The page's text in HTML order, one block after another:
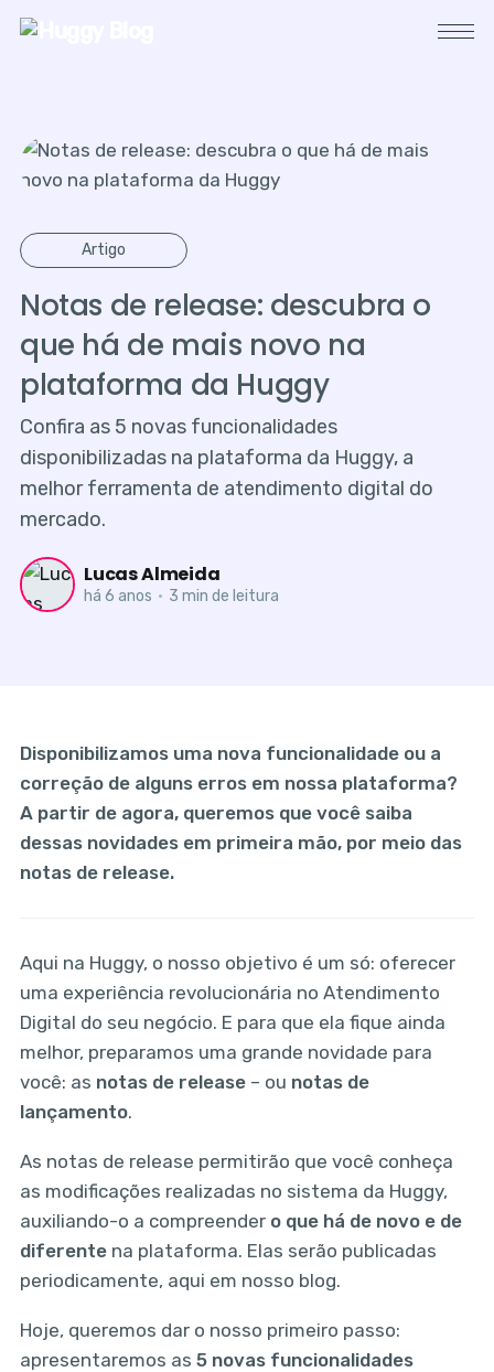
Artigo
Notas de release: descubra o
que há de mais novo na
plataforma da Huggy
Confira as 5 novas funcionalidades
disponibilizadas na plataforma da Huggy, a
melhor ferramenta de atendimento digital do
mercado.
Lucas Almeida
há 6 anos • 3 min de leitura
Disponibilizamos uma nova funcionalidade ou a
correção de alguns erros em nossa plataforma?
A partir de agora, queremos que você saiba
dessas novidades em primeira mão, por meio das
notas de release.
Aqui na Huggy, o nosso objetivo é um só: oferecer
uma experiência revolucionária no Atendimento
Digital do seu negócio. E para que ela fique ainda
melhor, preparamos uma grande novidade para
você: as notas de release – ou notas de
lançamento.
As notas de release permitirão que você conheça
as modificações realizadas no sistema da Huggy,
auxiliando-o a compreender o que há de novo e de
diferente na plataforma. Elas serão publicadas
periodicamente, aqui em nosso blog.
Hoje, queremos dar o nosso primeiro passo:
apresentaremos as 5 novas funcionalidades